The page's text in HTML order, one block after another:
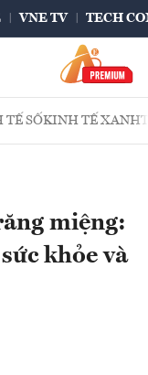
VNE TV TECH
TẾ SỐKINH TẾ XANH
miệng:
khỏe và